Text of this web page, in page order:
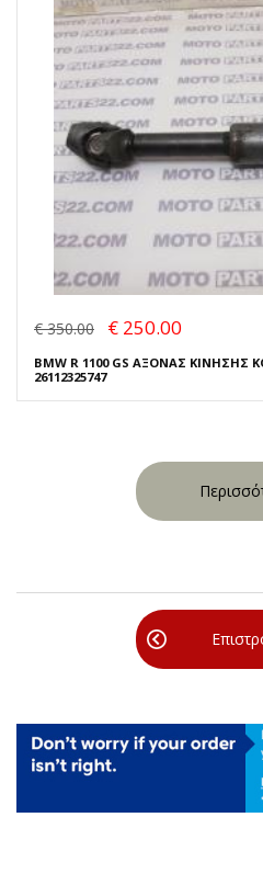
€ 350.00 € 250.00
BMW R 1100 GS ΑΞΟΝΑΣ ΚΙΝΗΣΗΣ
26112325747